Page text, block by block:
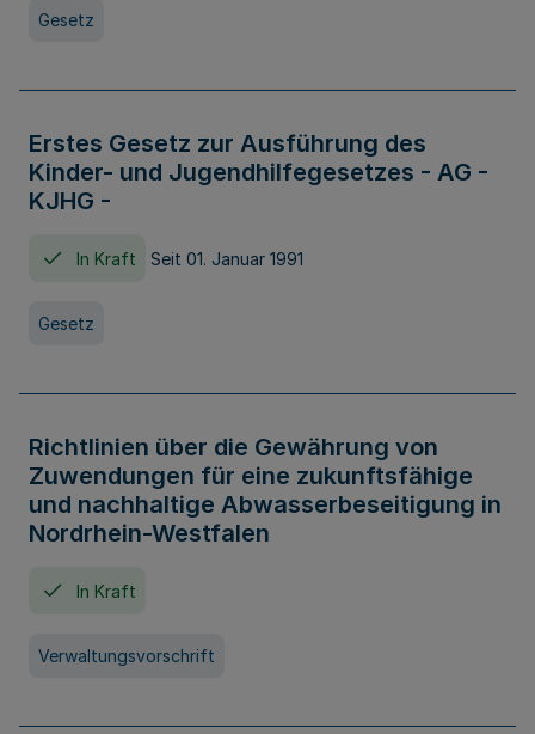
Gesetz
Erstes Gesetz zur Ausführung des
Kinder- und Jugendhilfegesetzes - AG -
KJHG -
In Kraft Seit 01. Januar 1991
Gesetz
Richtlinien über die Gewährung von
Zuwendungen für eine zukunftsfähige
und nachhaltige Abwasserbeseitigung in
Nordrhein-Westfalen
In Kraft
Verwaltungsvorschrift